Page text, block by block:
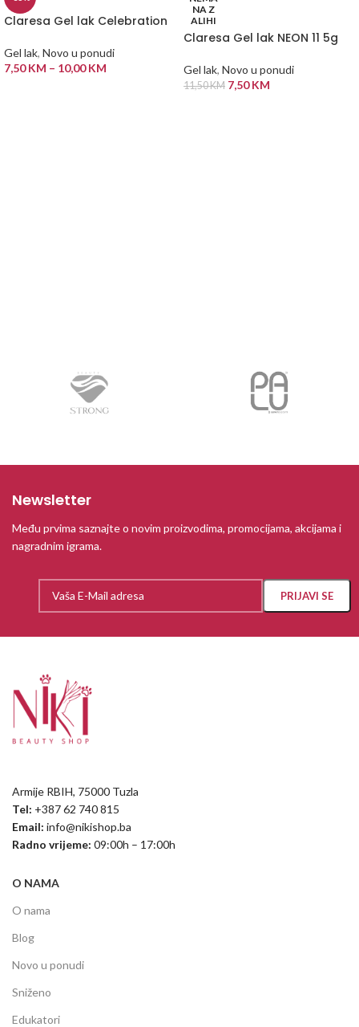
Claresa Gel lak Celebration
Gel lak, Novo u ponudi
7,50KM – 10,00KM
NA Z
ALIHI
Claresa Gel lak NEON 11 5g
Gel lak, Novo u ponudi
11,50KM 7,50KM
Newsletter
Među prvima saznajte o novim proizvodima, promocijama, akcijama i
nagradnim igrama.
Armije RBIH, 75000 Tuzla
Tel: +387 62 740 815
Email: info@nikishop.ba
Radno vrijeme: 09:00h – 17:00h
O NAMA
O nama
Blog
Novo u ponudi
Sniženo
Edukatori